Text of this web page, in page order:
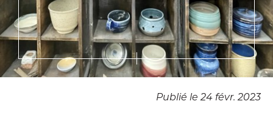
Publié le 24 févr. 2023